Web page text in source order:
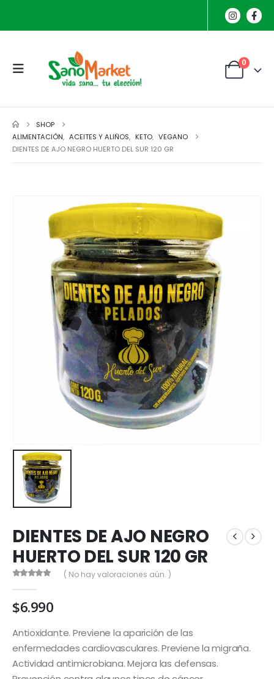
0
SHOP
ALIMENTACIÓN, ACEITES Y ALIÑOS, KETO, VEGANO
DIENTES DE AJO NEGRO HUERTO DEL SUR 120 GR
DIENTES DE AJO NEGRO
HUERTO DEL SUR 120 GR
( No hay valoraciones aún. )
$6.990
Antioxidante. Previene la aparición de las
enfermedades cardiovasculares. Previene la migraña.
Actividad antimicrobiana. Mejora las defensas.